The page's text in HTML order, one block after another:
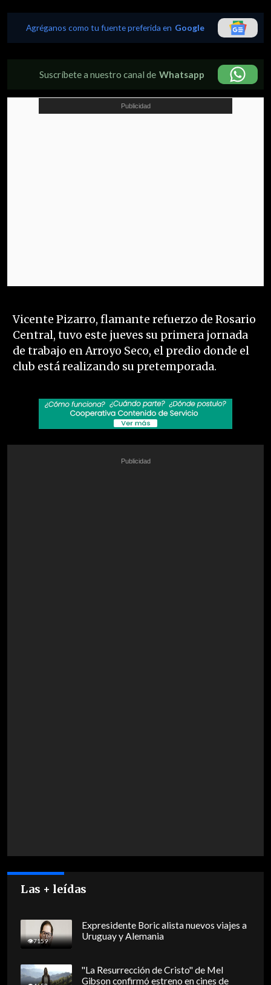
Agréganos como tu fuente preferida en Google
Suscríbete a nuestro canal de Whatsapp
Vicente Pizarro, flamante refuerzo de Rosario
Central, tuvo este jueves su primera jornada
de trabajo en Arroyo Seco, el predio donde el
club está realizando su pretemporada.
Las + leídas
7159
Expresidente Boric alista nuevos viajes a
Uruguay y Alemania
"La Resurrección de Cristo" de Mel
Gibson confirmó estreno en cines de